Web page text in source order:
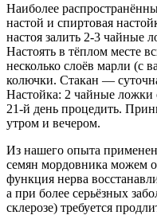
Наиболее
настой и спиртовая
настоя залить 2-3 чайные
Настоять в тёплом месте
несколько слоёв марли (с
колючки. Стакан —
Настойка: 2 чайные ложки
21-й день процедить.
утром и вечером.
Из нашего опыта
семян мордовника можем
функция нерва
а при более серьёзных
склерозе) требуется